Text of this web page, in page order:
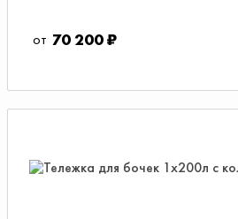
70 200 ₽